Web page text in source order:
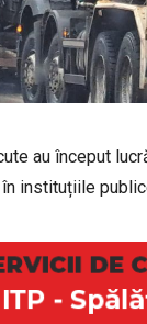
au început
instituțiile